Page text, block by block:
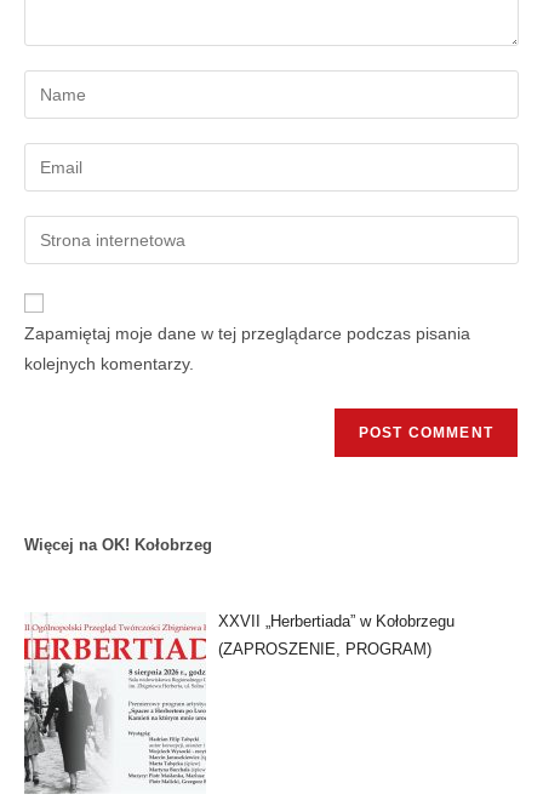
Zapamiętaj moje dane w tej przeglądarce podczas pisania
kolejnych komentarzy.
Więcej na OK! Kołobrzeg
XXVII „Herbertiada” w Kołobrzegu
(ZAPROSZENIE, PROGRAM)